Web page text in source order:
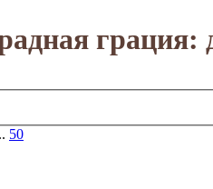
грация:
50